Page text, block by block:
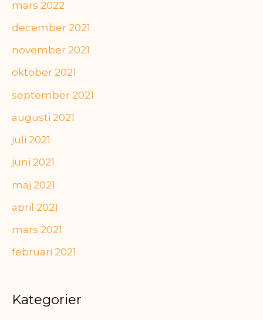
mars 2022
december 2021
november 2021
oktober 2021
september 2021
augusti 2021
juli 2021
juni 2021
maj 2021
april 2021
mars 2021
februari 2021
Kategorier